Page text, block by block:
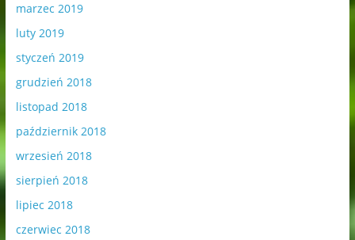
marzec 2019
luty 2019
styczeń 2019
grudzień 2018
listopad 2018
październik 2018
wrzesień 2018
sierpień 2018
lipiec 2018
czerwiec 2018